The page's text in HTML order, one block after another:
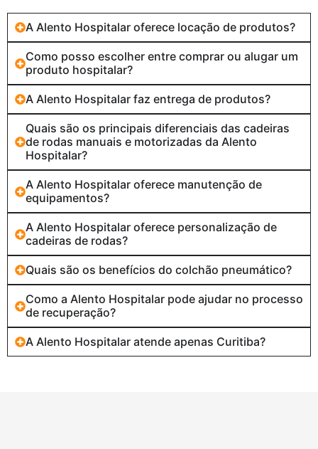
A Alento Hospitalar oferece locação de produtos?
Como posso escolher entre comprar ou alugar um
produto hospitalar?
A Alento Hospitalar faz entrega de produtos?
Quais são os principais diferenciais das cadeiras
de rodas manuais e motorizadas da Alento
Hospitalar?
A Alento Hospitalar oferece manutenção de
equipamentos?
A Alento Hospitalar oferece personalização de
cadeiras de rodas?
Quais são os benefícios do colchão pneumático?
Como a Alento Hospitalar pode ajudar no processo
de recuperação?
A Alento Hospitalar atende apenas Curitiba?